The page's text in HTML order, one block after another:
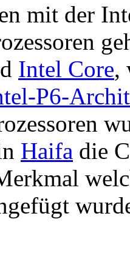
mit der
Intel Core,
P6-
Haifa die